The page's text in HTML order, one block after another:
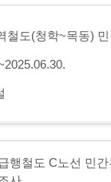
철도(청학~목동)
행철도 C노선 민